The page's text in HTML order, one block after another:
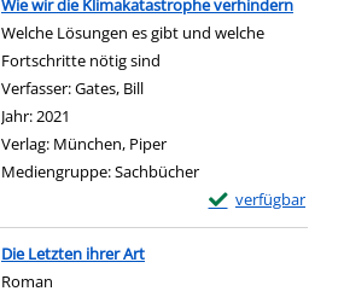
Wie wir die Klimakatastrophe verhindern
Welche Lösungen es gibt und welche
Fortschritte nötig sind
Verfasser:Gates, Bill
Jahr:2021
Verlag: München, Piper
Mediengruppe:Sachbücher
verfügbar
Exemplar-
Zum Download
Die Letzten ihrer Art
Roman